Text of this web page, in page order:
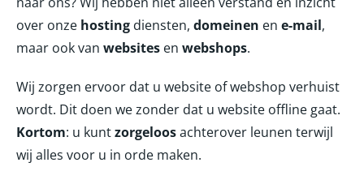
over onze hosting diensten, domeinen en e-mail,
maar ook van websites en webshops.
Wij zorgen ervoor dat u website of webshop verhuist
wordt. Dit doen we zonder dat u website offline gaat.
Kortom: u kuntzorgeloosachterover leunen terwijl
wij alles voor u in orde maken.